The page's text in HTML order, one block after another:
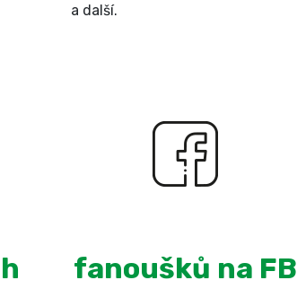
a další.
fanoušků na FB